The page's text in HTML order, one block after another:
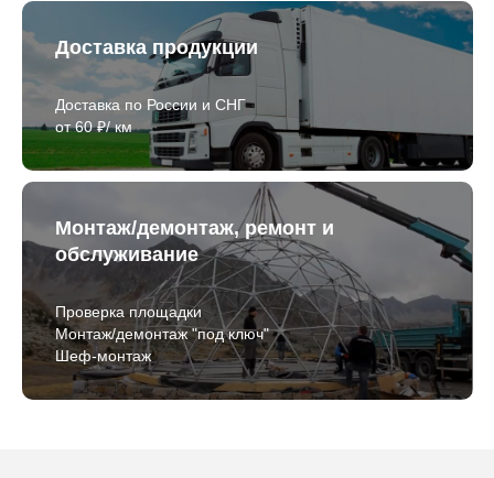
Доставка продукции
Доставка по России и СНГ
от 60 ₽/ км
Монтаж/демонтаж, ремонт и
обслуживание
Проверка площадки
Монтаж/демонтаж "под ключ"
Шеф-монтаж